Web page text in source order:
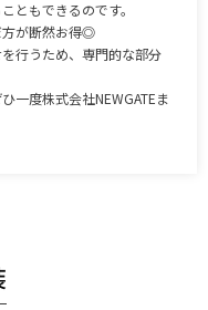
ともできるのです。
方が断然お得◎
行うため、専門的な部分
一度株式会社NEWGATEま